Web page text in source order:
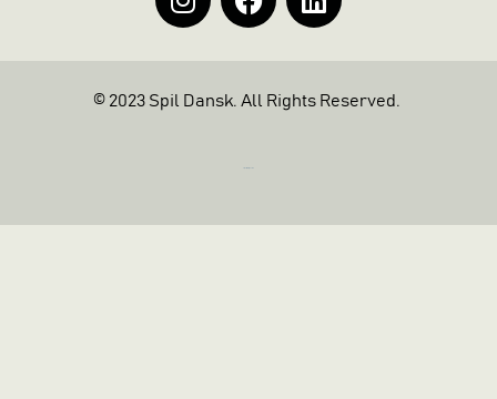
© 2023 Spil Dansk. All Rights Reserved.